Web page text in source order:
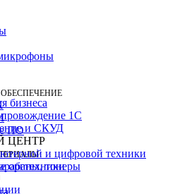
ПО
тонеры
бизнеса
1C
и СКУД
ЦЕНТР
и цифровой техники
оргтехники